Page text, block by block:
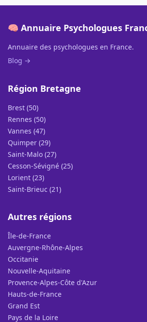
🧠 Annuaire Psychologues
Annuaire des psychologues en France.
Blog →
Région Bretagne
Brest (50)
Rennes (50)
Vannes (47)
Quimper (29)
Saint-Malo (27)
Cesson-Sévigné (25)
Lorient (23)
Saint-Brieuc (21)
Autres régions
Île-de-France
Auvergne-Rhône-Alpes
Occitanie
Nouvelle-Aquitaine
Provence-Alpes-Côte d'Azur
Hauts-de-France
Grand Est
Pays de la Loire